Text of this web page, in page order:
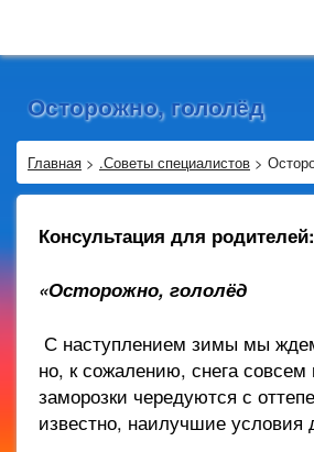
Осторожно, гололёд
Главная > .Советы специалистов >
Консультация для родителей:
«Осторожно, гололёд
С наступлением зимы мы
но, к сожалению, снега совсем
заморозки чередуются с
известно, наилучшие условия